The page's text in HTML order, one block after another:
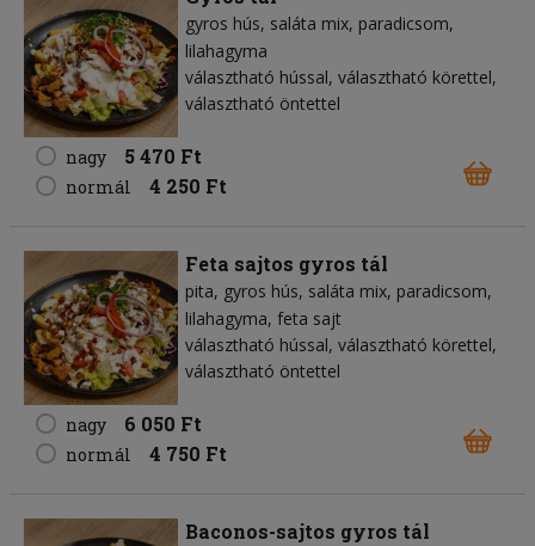
gyros hús saláta mix paradicsom
lilahagyma
választható hússal, választható körettel,
választható öntettel
nagy 5 470 Ft
normál 4 250 Ft
Feta sajtos gyros tál
pita gyros hús saláta mix paradicsom
lilahagyma feta sajt
választható hússal, választható körettel,
választható öntettel
nagy 6 050 Ft
normál 4 750 Ft
Baconos-sajtos gyros tál